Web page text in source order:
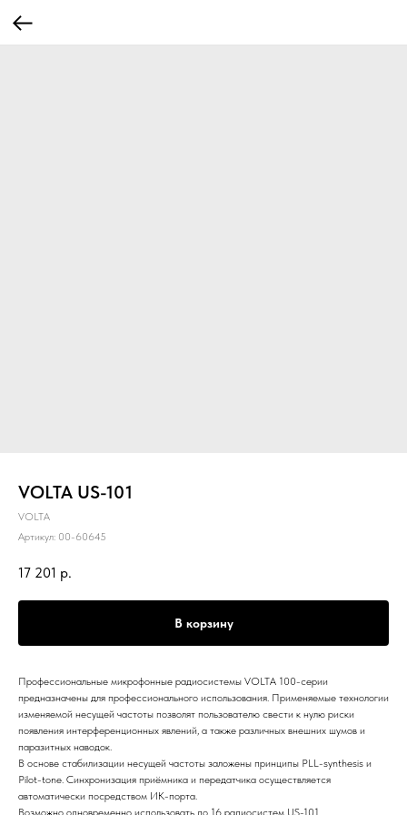
VOLTA US-101
VOLTA
Артикул: 00-60645
17 201 р.
В корзину
Профессиональные микрофонные радиосистемы VOLTA 100-серии
предназначены для профессионального использования. Применяемые технологии
изменяемой несущей частоты позволят пользователю свести к нулю риски
появления интерференционных явлений, а также различных внешних шумов и
паразитных наводок.
В основе стабилизации несущей частоты заложены принципы PLL-synthesis и
Pilot-tone. Синхронизация приёмника и передатчика осуществляется
автоматически посредством ИК-порта.
Возможно одновременно использовать до 16 радиосистем US-101.